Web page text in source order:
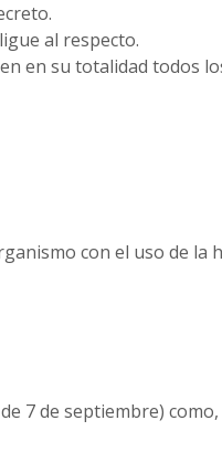
al respecto.
en su totalidad todos
con el uso de la
7 de septiembre)